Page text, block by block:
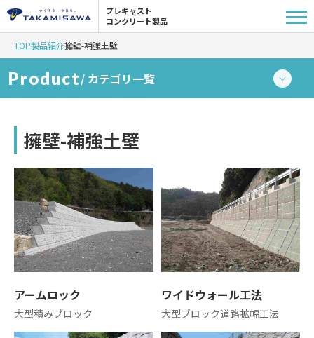
プレキャスト
コンクリート製品
TOP製品紹介擁壁-補強土壁
Product/ カテゴリ一覧
側溝
桝
縁石-L型側溝
河川
擁壁-補強土壁
アームロック
大型積みブロック
ワイドウォール工法
大型ブロック道路拡幅工法